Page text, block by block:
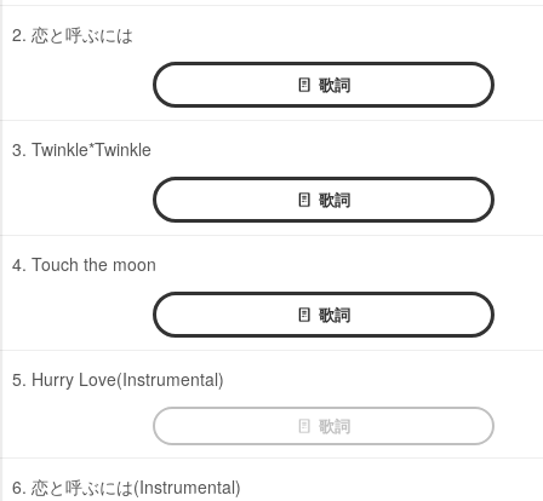
2. 恋と呼ぶには
歌詞
3. Twinkle*Twinkle
歌詞
4. Touch the moon
歌詞
5. Hurry Love(Instrumental)
歌詞
6. 恋と呼ぶには(Instrumental)